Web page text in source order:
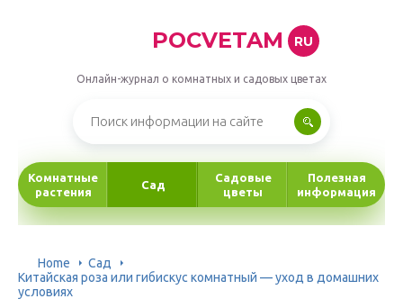
POCVETAM RU
Онлайн-журнал о комнатных и садовых цветах
Комнатные
растения
Сад
Садовые
цветы
Полезная
информация
Home
Сад
Китайская роза или гибискус комнатный — уход в домашних
условиях